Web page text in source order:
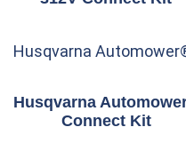
Husqvarna
Husqvarna
Connect Kit